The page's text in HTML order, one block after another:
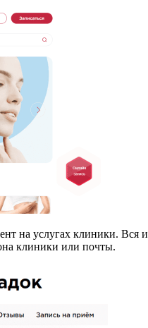
на услугах клиники. Вся
клиники или почты.